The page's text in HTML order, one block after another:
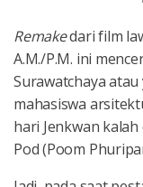
Remakedari film
A.M./P.M. ini
Surawatchaya
mahasiswa
hari Jenkwan
Pod (Poom